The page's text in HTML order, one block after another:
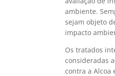
ambiente.
sejam objeto
impacto
Os tratados
consideradas
contra a Alcoa